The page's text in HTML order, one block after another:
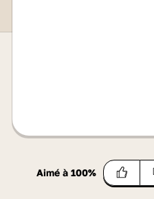
Aimé à 100%